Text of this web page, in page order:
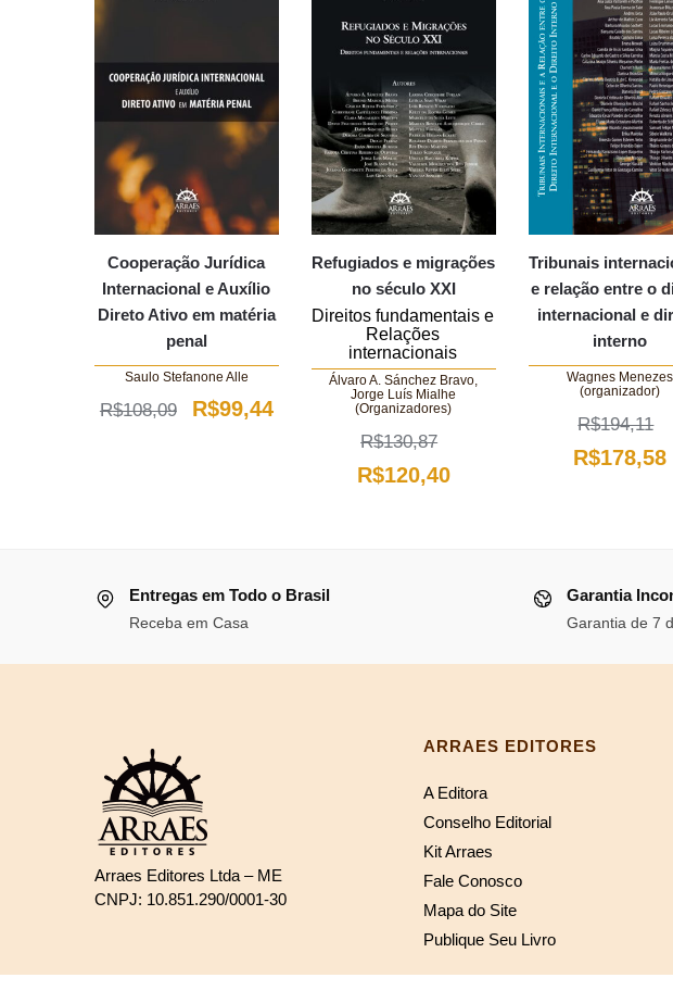
Cooperação Jurídica
Internacional e Auxílio
Direto Ativo em matéria
penal
Saulo Stefanone Alle
R$108,09
O
R$99,44O
Refugiados e migrações
no século XXI
Direitos fundamentais e
Relações
internacionais
Álvaro A. Sánchez Bravo,
Jorge Luís Mialhe
(Organizadores)
R$130,87
O
R$120,40O
R$120,40.
Tribunais
e relação entre o
internacional e
interno
Wagnes Menezes
(organizador)
R$194,11
O
R$194,11.
R$178,58O
Entregas em Todo o Brasil
Receba em Casa
Garantia
Garantia de 7
Arraes Editores Ltda – ME
CNPJ: 10.851.290/0001-30
ARRAES EDITORES
A Editora
Conselho Editorial
Kit Arraes
Fale Conosco
Mapa do Site
Publique Seu Livro